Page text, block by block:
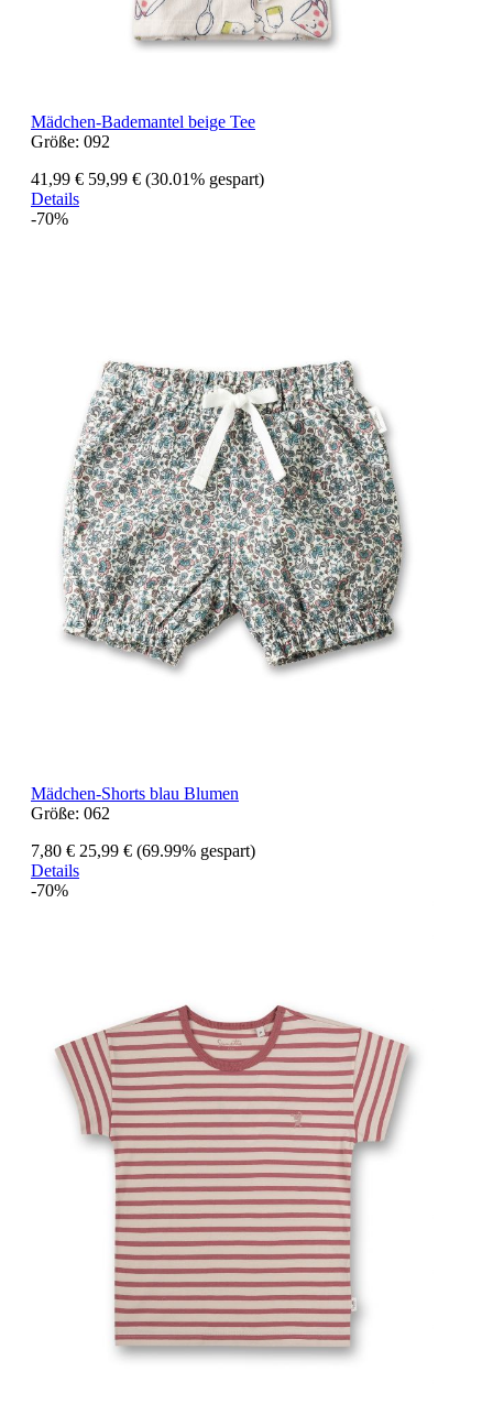
Mädchen-Bademantel beige Tee
Größe: 092
41,99 € 59,99 € (30.01% gespart)
Details
-70%
Mädchen-Shorts blau Blumen
Größe: 062
7,80 € 25,99 € (69.99% gespart)
Details
-70%